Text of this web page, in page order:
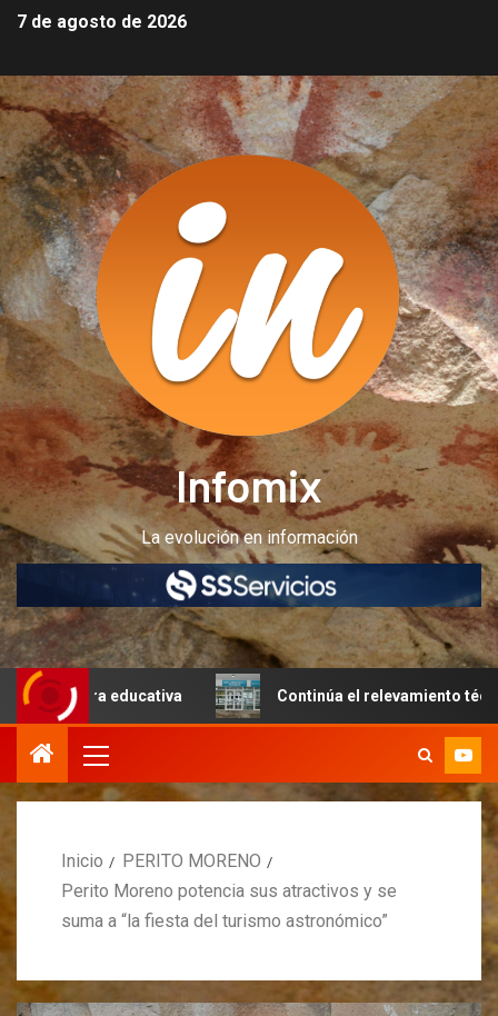
7 de agosto de 2026
Infomix
La evolución en información
educativa Continúa el relevamiento técnico en
Inicio
PERITO MORENO
Perito Moreno potencia sus atractivos y se
suma a “la fiesta del turismo astronómico”